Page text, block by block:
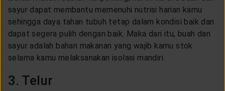
sayur dapat membantu memenuhi nutrisi harian kamu
sehingga daya tahan tubuh tetap dalam kondisi baik dan
dapat segera pulih dengan baik. Maka dari itu, buah dan
sayur adalah bahan makanan yang wajib kamu stok
selama kamu melaksanakan isolasi mandiri.
3. Telur